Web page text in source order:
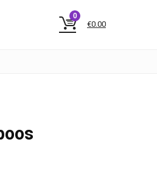
0
€0.00